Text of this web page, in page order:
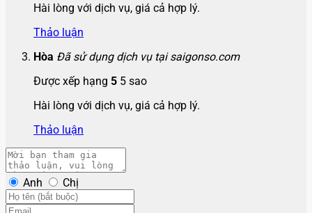
Hài lòng với dịch vụ, giá cả hợp lý.
Thảo luận
Hòa Đã sử dụng dịch vụ tại saigonso.com
Được xếp hạng 5 5 sao
Hài lòng với dịch vụ, giá cả hợp lý.
Thảo luận
Anh Chị